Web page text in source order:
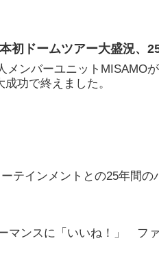
初ドームツアー大盛況、
メンバーユニットMISAMO
功で終えました。
テインメントとの25年間の
マンスに「いいね！」 フ